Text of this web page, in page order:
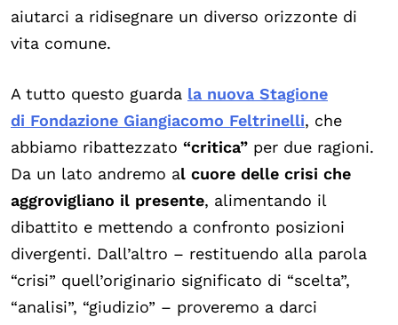
aiutarci a ridisegnare un diverso orizzonte di
vita comune.
A tutto questo guarda la nuova Stagione
di Fondazione Giangiacomo Feltrinelli, che
abbiamo ribattezzato “critica” per due ragioni.
Da un lato andremo al cuore delle crisi che
aggrovigliano il presente, alimentando il
dibattito e mettendo a confronto posizioni
divergenti. Dall’altro – restituendo alla parola
“crisi” quell’originario significato di “scelta”,
“analisi”, “giudizio” – proveremo a darci